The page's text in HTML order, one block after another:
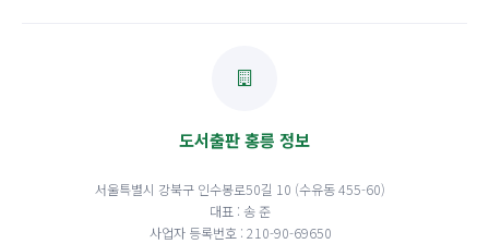
도서출판 홍릉 정보
서울특별시 강북구 인수봉로50길 10 (수유동 455-60)
대표 : 송 준
사업자 등록번호 : 210-90-69650